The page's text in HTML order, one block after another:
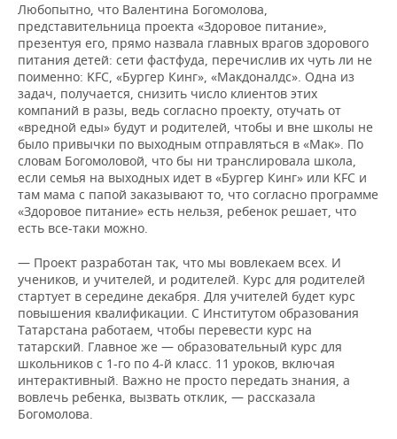
Любопытно, что Валентина Богомолова,
представительница проекта «Здоровое питание»,
презентуя его, прямо назвала главных врагов здорового
питания детей: сети фастфуда, перечислив их чуть ли не
поименно: KFC, «Бургер Кинг», «Макдоналдс». Одна из
задач, получается, снизить число клиентов этих
компаний в разы, ведь согласно проекту, отучать от
«вредной еды» будут и родителей, чтобы и вне школы не
было привычки по выходным отправляться в «Мак». По
словам Богомоловой, что бы ни транслировала школа,
если семья на выходных идет в «Бургер Кинг» или KFC и
там мама с папой заказывают то, что согласно программе
«Здоровое питание» есть нельзя, ребенок решает, что
есть все-таки можно.
— Проект разработан так, что мы вовлекаем всех. И
учеников, и учителей, и родителей. Курс для родителей
стартует в середине декабря. Для учителей будет курс
повышения квалификации. С Институтом образования
Татарстана работаем, чтобы перевести курс на
татарский. Главное же — образовательный курс для
школьников с 1-го по 4-й класс. 11 уроков, включая
интерактивный. Важно не просто передать знания, а
вовлечь ребенка, вызвать отклик, — рассказала
Богомолова.